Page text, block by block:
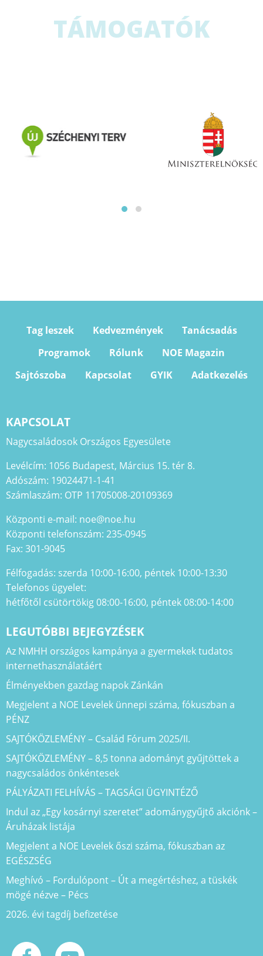
TÁMOGATÓK
Tag leszek Kedvezmények
Tanácsadás
Programok
Rólunk
NOE Magazin
Sajtószoba
Kapcsolat GYIK Adatkezelés
KAPCSOLAT
Nagycsaládosok Országos Egyesülete
Levélcím: 1056 Budapest, Március 15. tér 8.
Adószám: 19024471-1-41
Számlaszám: OTP 11705008-20109369
Központi e-mail: noe@noe.hu
Központi telefonszám: 235-0945
Fax: 301-9045
Félfogadás: szerda 10:00-16:00, péntek 10:00-13:30
Telefonos ügyelet:
hétfőtől csütörtökig 08:00-16:00, péntek 08:00-14:00
LEGUTÓBBI BEJEGYZÉSEK
Az NMHH országos kampánya a gyermekek tudatos
internethasználatáért
Élményekben gazdag napok Zánkán
Megjelent a NOE Levelek ünnepi száma, fókuszban a
PÉNZ
SAJTÓKÖZLEMÉNY – Család Fórum 2025/II.
SAJTÓKÖZLEMÉNY – 8,5 tonna adományt gyűjtöttek a
nagycsaládos önkéntesek
PÁLYÁZATI FELHÍVÁS – TAGSÁGI ÜGYINTÉZŐ
Indul az „Egy kosárnyi szeretet” adománygyűjtő akciónk –
Áruházak listája
Megjelent a NOE Levelek őszi száma, fókuszban az
EGÉSZSÉG
Meghívó – Fordulópont – Út a megértéshez, a tüskék
mögé nézve – Pécs
2026. évi tagdíj befizetése